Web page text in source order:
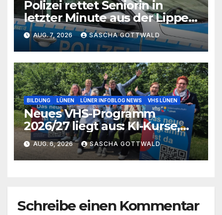
Polizei rettet Seniorin in
letzter Minute aus der Lippe
bei Lünen
AUG. 7, 2026 SASCHA GOTTWALD
BILDUNG LÜNEN LÜNER INFOBLOG NEWS VHS LÜNEN
Neues VHS-Programm
2026/27 liegt aus: KI-Kurse,
IGA-Guides und neue
Formate
AUG. 6, 2026 SASCHA GOTTWALD
Schreibe einen Kommentar